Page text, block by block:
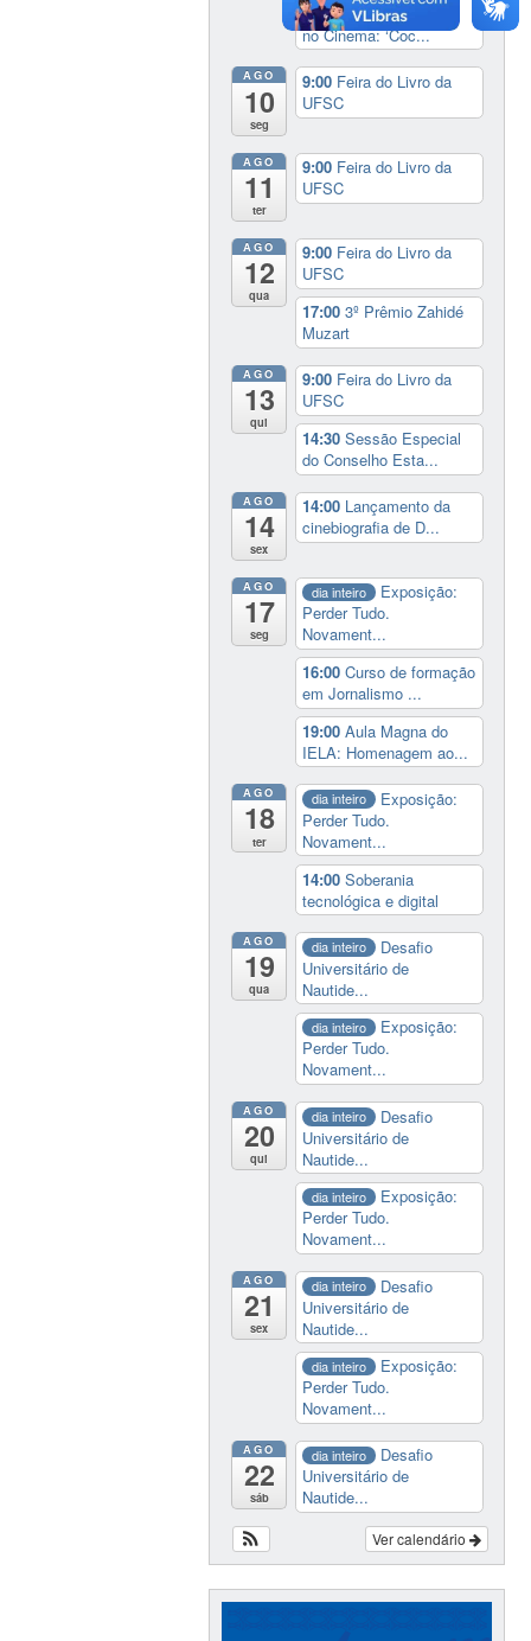
20:00 Cineclube África
no Cinema: ‘Coc...
AGO
10
seg
9:00 Feira do Livro da
UFSC
AGO
11
ter
9:00 Feira do Livro da
UFSC
AGO
12
qua
9:00 Feira do Livro da
UFSC
17:003º Prêmio Zahidé
Muzart
AGO
13
qui
9:00 Feira do Livro da
UFSC
14:30Sessão Especial
do Conselho Esta...
AGO
14
sex
14:00 Lançamento da
cinebiografia de D...
AGO
17
seg
dia inteiro
Exposição:
Perder Tudo.
Novament...
16:00Curso de formação
em Jornalismo ...
19:00Aula Magna do
IELA: Homenagem ao...
AGO
18
ter
dia inteiro
Exposição:
Perder Tudo.
Novament...
14:00Soberania
tecnológica e digital
AGO
19
qua
dia inteiro
Desafio
Universitário de
Nautide...
dia inteiro
Exposição:
Perder Tudo.
Novament...
AGO
20
qui
dia inteiro
Desafio
Universitário de
Nautide...
dia inteiro
Exposição:
Perder Tudo.
Novament...
AGO
21
sex
dia inteiro
Desafio
Universitário de
Nautide...
dia inteiro
Exposição:
Perder Tudo.
Novament...
AGO
22
sáb
dia inteiro
Desafio
Universitário de
Nautide...
Ver calendário